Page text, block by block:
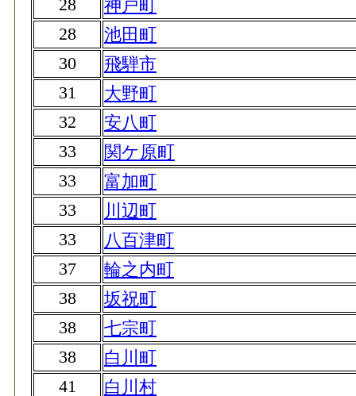
28
神戸町
28
池田町
30
飛騨市
31
大野町
32
安八町
33
関ケ原町
33
富加町
33
川辺町
33
八百津町
37
輪之内町
38
坂祝町
38
七宗町
38
白川町
41
白川村